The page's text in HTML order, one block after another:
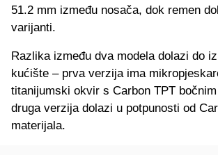
51.2 mm između nosača, dok remen
varijanti.
Razlika između dva modela dolazi do
kućište – prva verzija ima
titanijumski okvir s Carbon TPT
druga verzija dolazi u potpunosti od
materijala.